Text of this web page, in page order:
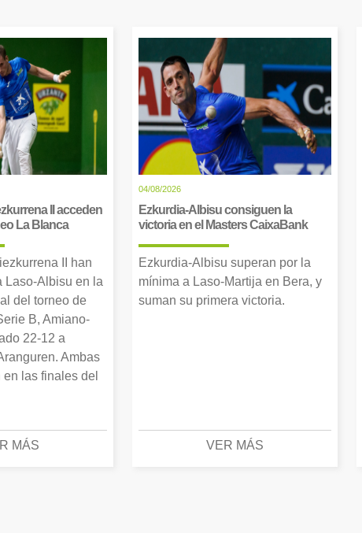
II acceden
La Blanca
II han
Laso-Albisu en la
del torneo de
B, Amiano-
22-12 a
Ambas
las finales del
MÁS
04/08/2026
Ezkurdia-Albisu consiguen la
victoria en el Masters CaixaBank
Ezkurdia-Albisu superan por la
mínima a Laso-Martija en Bera, y
suman su primera victoria.
VER MÁS